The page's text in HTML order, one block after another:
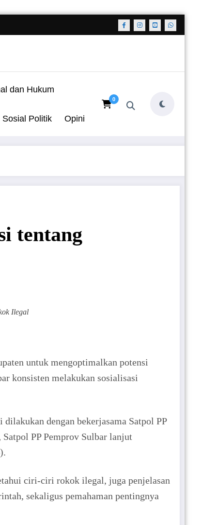
dan Hukum
Sosial Politik Opini
0
tentang
Ilegal
untuk mengoptimalkan potensi
konsisten melakukan sosialisasi
dengan bekerjasama Satpol PP
PP Pemprov Sulbar lanjut
ciri-ciri rokok ilegal, juga penjelasan
sekaligus pemahaman pentingnya